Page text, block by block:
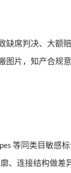
席判决、大额
图片，知产合规
等同类目敏感标
、连接结构做差